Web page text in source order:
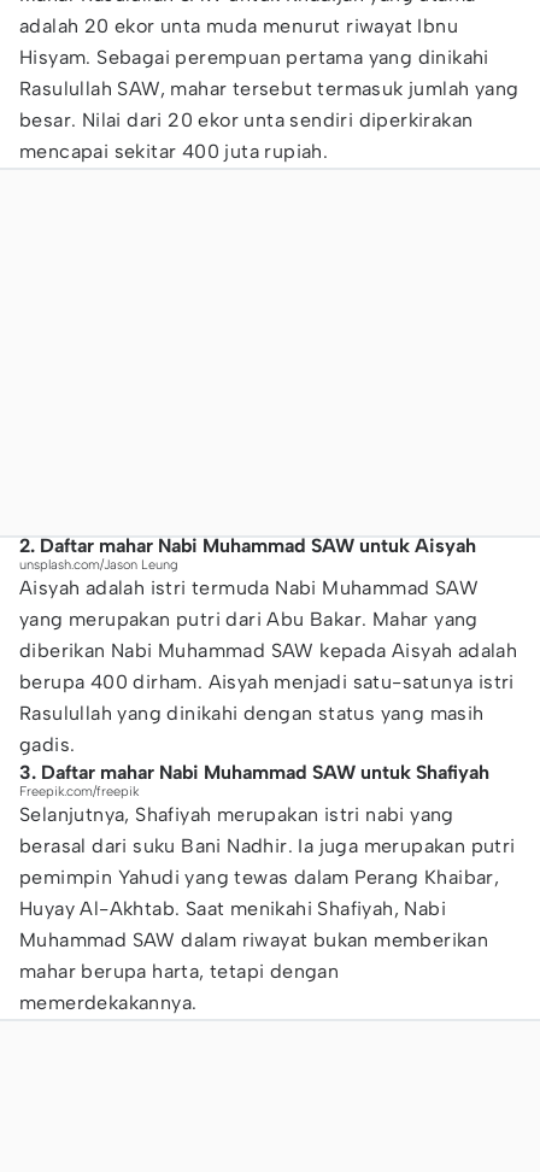
adalah 20 ekor unta muda menurut riwayat Ibnu
Hisyam. Sebagai perempuan pertama yang dinikahi
Rasulullah SAW, mahar tersebut termasuk jumlah yang
besar. Nilai dari 20 ekor unta sendiri diperkirakan
mencapai sekitar 400 juta rupiah.
2. Daftar mahar Nabi Muhammad SAW untuk Aisyah
unsplash.com/Jason Leung
Aisyah adalah istri termuda Nabi Muhammad SAW
yang merupakan putri dari Abu Bakar. Mahar yang
diberikan Nabi Muhammad SAW kepada Aisyah adalah
berupa 400 dirham. Aisyah menjadi satu-satunya istri
Rasulullah yang dinikahi dengan status yang masih
gadis.
3. Daftar mahar Nabi Muhammad SAW untuk Shafiyah
Freepik.com/freepik
Selanjutnya, Shafiyah merupakan istri nabi yang
berasal dari suku Bani Nadhir. Ia juga merupakan putri
pemimpin Yahudi yang tewas dalam Perang Khaibar,
Huyay Al-Akhtab. Saat menikahi Shafiyah, Nabi
Muhammad SAW dalam riwayat bukan memberikan
mahar berupa harta, tetapi dengan
memerdekakannya.